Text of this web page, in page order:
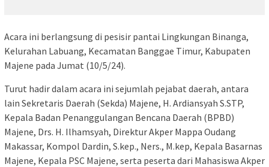
Acara ini berlangsung di pesisir pantai Lingkungan Binanga,
Kelurahan Labuang, Kecamatan Banggae Timur, Kabupaten
Majene pada Jumat (10/5/24).
Turut hadir dalam acara ini sejumlah pejabat daerah, antara
lain Sekretaris Daerah (Sekda) Majene, H. Ardiansyah S.STP,
Kepala Badan Penanggulangan Bencana Daerah (BPBD)
Majene, Drs. H. Ilhamsyah, Direktur Akper Mappa Oudang
Makassar, Kompol Dardin, S.kep., Ners., M.kep, Kepala Basarnas
Majene, Kepala PSC Majene, serta peserta dari Mahasiswa Akper